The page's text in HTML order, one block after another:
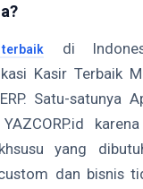
di
Kasir Terbaik
Satu-satunya
yang
dan bisnis